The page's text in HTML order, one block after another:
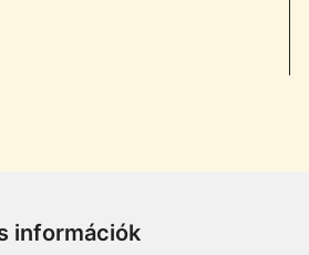
információk